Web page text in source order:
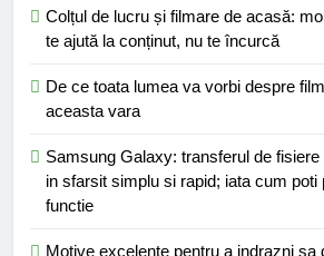
Colțul de lucru și filmare de acasă:
te ajută la conținut, nu te încurcă
De ce toata lumea va vorbi despre
aceasta vara
Samsung Galaxy: transferul de
in sfarsit simplu si rapid; iata cum poti
functie
Motive excelente pentru a indrazni